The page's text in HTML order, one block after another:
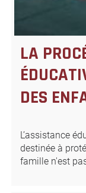
LA
DES
L’assistance
destinée à
famille n'est